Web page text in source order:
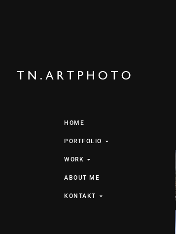
HOME
PORTFOLIO
WORK
ABOUT ME
KONTAKT